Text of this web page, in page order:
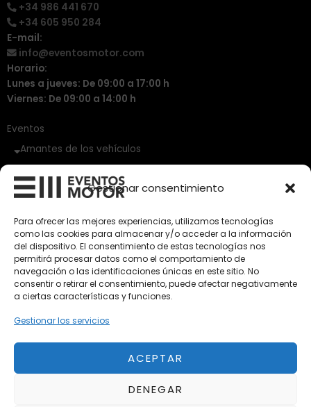
Gestionar consentimiento
Para ofrecer las mejores experiencias, utilizamos tecnologías
como las cookies para almacenar y/o acceder a la información
del dispositivo. El consentimiento de estas tecnologías nos
permitirá procesar datos como el comportamiento de
navegación o las identificaciones únicas en este sitio. No
consentir o retirar el consentimiento, puede afectar negativamente
a ciertas características y funciones.
Gestionar los servicios
ACEPTAR
DENEGAR
+34 986 441 670
+34 605 950 284
E-mail:
info@eventosmotor.com
Horario:
Lunes a jueves: De 09:00 a 17:00 h
Viernes: De 09:00 a 14:00 h
Eventos
Amantes de los vehículos
Vehículos Clásicos
Vehículos de Ocasión
Próximos
Eclipse by SELECTO
Del 12/08/2026 al 12/08/2026
Del 02/10/2026 al 05/10/2026
Del 02/10/2026 al 05/10/2026